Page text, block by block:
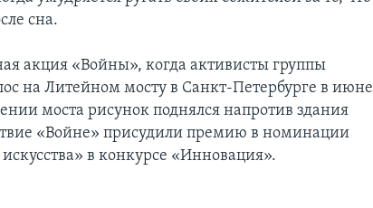
сна.
акция «Войны», когда активисты группы
на Литейном мосту в Санкт-Петербурге в июне
моста рисунок поднялся напротив здания
«Войне» присудили премию в номинации
в конкурсе «Инновация».